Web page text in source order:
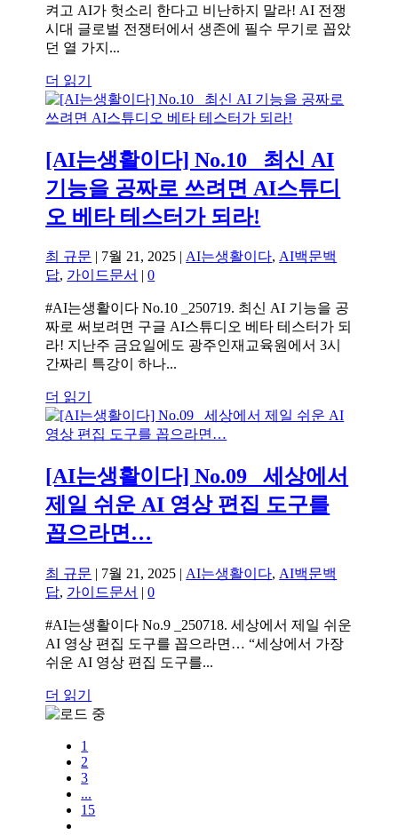
켜고 AI가 헛소리 한다고 비난하지 말라! AI 전쟁
시대 글로벌 전쟁터에서 생존에 필수 무기로 꼽았
던 열 가지...
더 읽기
[AI는생활이다] No.10 _최신 AI
기능을 공짜로 쓰려면 AI스튜디
오 베타 테스터가 되라!
최 규문 7월 21, 2025 |AI는생활이다,AI백문백
답, 가이드문서 |0
#AI는생활이다 No.10 _250719. 최신 AI 기능을 공
짜로 써보려면 구글 AI스튜디오 베타 테스터가 되
라! 지난주 금요일에도 광주인재교육원에서 3시
간짜리 특강이 하나...
더 읽기
[AI는생활이다] No.09 _세상에서
제일 쉬운 AI 영상 편집 도구를
꼽으라면…
최 규문 | 7월 21, 2025 | AI는생활이다, AI백문백
답, 가이드문서 |0
#AI는생활이다 No.9 _250718. 세상에서 제일 쉬운
AI 영상 편집 도구를 꼽으라면… “세상에서 가장
쉬운 AI 영상 편집 도구를...
더 읽기
1
2
3
...
15